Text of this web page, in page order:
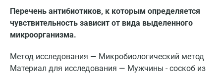
Перечень антибиотиков, к которым определяется
чувствительность зависит от вида выделенного
микроорганизма.
Метод исследования — Микробиологический метод
Материал для исследования — Мужчины - соскоб из